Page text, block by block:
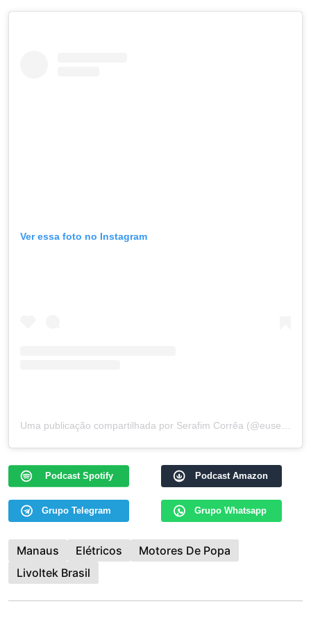
Ver essa foto no Instagram
Podcast Spotify Podcast Amazon
Grupo Telegram Grupo Whatsapp
Manaus Elétricos
Motores De Popa
Livoltek Brasil